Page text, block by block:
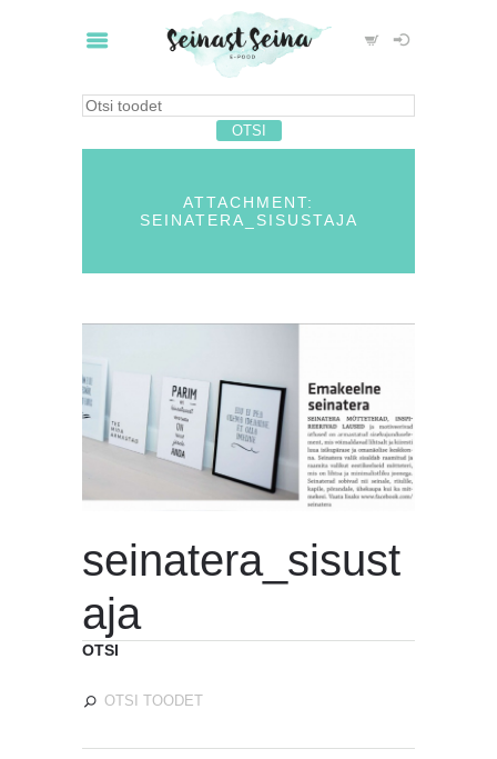
ATTACHMENT:
SEINATERA_SISUSTAJA
seinatera_sisust
aja
OTSI